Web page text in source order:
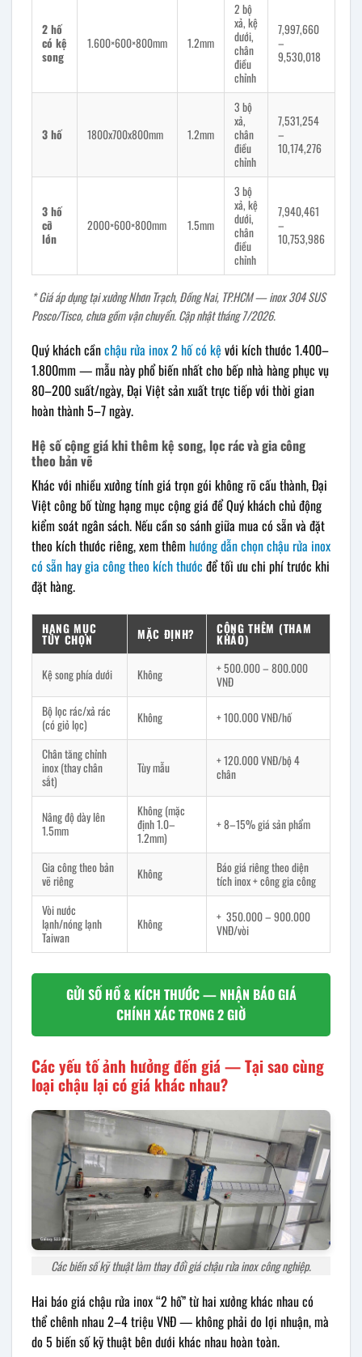
2 hố
có kệ
song
1.600×600×800mm 1.2mm
2 bộ
xả, kệ
dưới,
chân
điều
chỉnh
7,997,660
–
9,530,018
3 hố 1800x700x800mm 1.2mm
3 bộ
xả,
chân
điều
chỉnh
7,531,254
–
10,174,276
3 hố
cỡ
lớn
2000×600×800mm 1.5mm
3 bộ
xả, kệ
dưới,
chân
điều
chỉnh
7,940,461
–
10,753,986
* Giá áp dụng tại xưởng Nhơn Trạch, Đồng Nai, TP.HCM — inox 304 SUS
Posco/Tisco, chưa gồm vận chuyển. Cập nhật tháng 7/2026.
Quý khách cầnchậu rửa inox 2 hố có kệ với kích thước 1.400–
1.800mm — mẫu này phổ biến nhất cho bếp nhà hàng phục vụ
80–200 suất/ngày, Đại Việt sản xuất trực tiếp với thời gian
hoàn thành 5–7 ngày.
Hệ số cộng giá khi thêm kệ song, lọc rác và gia công
theo bản vẽ
Khác với nhiều xưởng tính giá trọn gói không rõ cấu thành, Đại
Việt công bố từng hạng mục cộng giá để Quý khách chủ động
kiểm soát ngân sách. Nếu cần so sánh giữa mua có sẵn và đặt
theo kích thước riêng, xem thêm hướng dẫn chọn chậu rửa inox
có sẵn hay gia công theo kích thước để tối ưu chi phí trước khi
đặt hàng.
HẠNG MỤC
TÙY CHỌN MẶC ĐỊNH? CỘNG THÊM (THAM
KHẢO)
Kệ song phía dưới Không
+ 500.000 – 800.000
VNĐ
Bộ lọc rác/xả rác
(có giỏ lọc)
Không + 100.000 VNĐ/hố
Chân tăng chỉnh
inox (thay chân
sắt)
Tùy mẫu
+ 120.000 VNĐ/bộ 4
chân
Nâng độ dày lên
1.5mm
Không (mặc
định 1.0–
1.2mm)
+ 8–15% giá sản phẩm
Gia công theo bản
vẽ riêng
Không
Báo giá riêng theo diện
tích inox + công gia công
Vòi nước
lạnh/nóng lạnh
Taiwan
Không
+ 350.000 – 900.000
VNĐ/vòi
GỬI SỐ HỐ & KÍCH THƯỚC — NHẬN BÁO GIÁ
CHÍNH XÁC TRONG 2 GIỜ
Các yếu tố ảnh hưởng đến giá — Tại sao cùng
loại chậu lại có giá khác nhau?
Các biến số kỹ thuật làm thay đổi giá chậu rửa inox công nghiệp.
Hai báo giá chậu rửa inox “2 hố” từ hai xưởng khác nhau có
thể chênh nhau 2–4 triệu VNĐ — không phải do lợi nhuận, mà
do 5 biến số kỹ thuật bên dưới khác nhau hoàn toàn.